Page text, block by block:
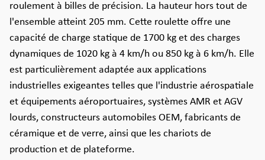
roulement à billes de précision. La hauteur hors tout de
l'ensemble atteint 205 mm. Cette roulette offre une
capacité de charge statique de 1700 kg et des charges
dynamiques de 1020 kg à 4 km/h ou 850 kg à 6 km/h. Elle
est particulièrement adaptée aux applications
industrielles exigeantes telles que l'industrie aérospatiale
et équipements aéroportuaires, systèmes AMR et AGV
lourds, constructeurs automobiles OEM, fabricants de
céramique et de verre, ainsi que les chariots de
production et de plateforme.